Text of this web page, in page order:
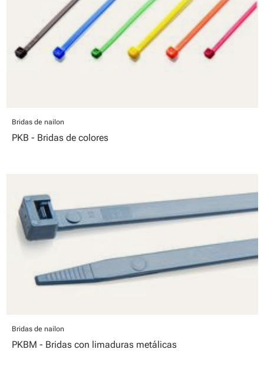
Bridas de nailon
PKB - Bridas de colores
Bridas de nailon
PKBM - Bridas con limaduras metálicas